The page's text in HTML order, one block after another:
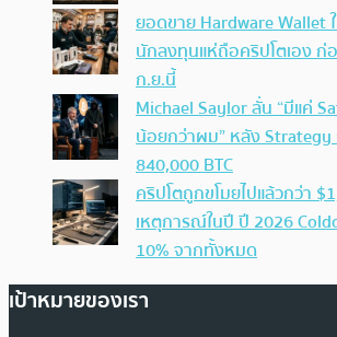
ยอดขาย Hardware Wallet
นักลงทุนแห่ถือคริปโตเอง ก่
ก.ย.นี้
Michael Saylor ลั่น “มีแค่
น้อยกว่าผม” หลัง Strategy
840,000 BTC
คริปโตถูกขโมยไปแล้วกว่า
เหตุการณ์ในปี ปี 2026
10% จากทั้งหมด
เป้าหมายของเรา